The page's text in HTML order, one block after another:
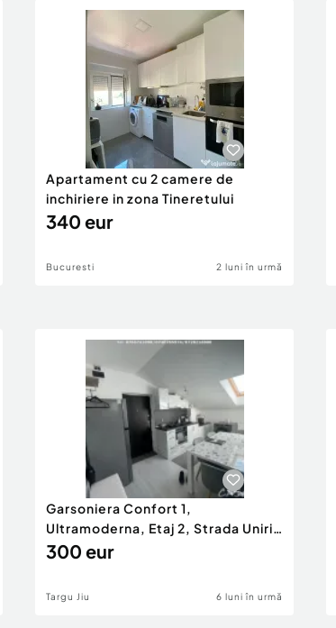
Apartament cu 2 camere de
inchiriere in zona Tineretului
340 eur
Bucuresti 2 luni în urmă
Garsoniera Confort 1,
Ultramoderna, Etaj 2, Strada Unirii
2
300 eur
Targu Jiu 6 luni în urmă